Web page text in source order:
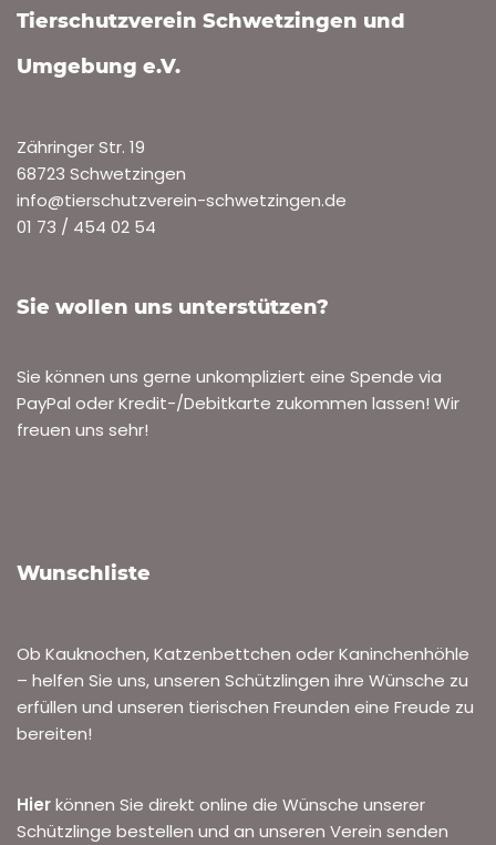
Tierschutzverein Schwetzingen und
Umgebung e.V.
Zähringer Str. 19
68723 Schwetzingen
info@tierschutzverein-schwetzingen.de
01 73 / 454 02 54
Sie wollen uns unterstützen?
Sie können uns gerne unkompliziert eine Spende via
PayPal oder Kredit-/Debitkarte zukommen lassen! Wir
freuen uns sehr!
Wunschliste
Ob Kauknochen, Katzenbettchen oder Kaninchenhöhle
– helfen Sie uns, unseren Schützlingen ihre Wünsche zu
erfüllen und unseren tierischen Freunden eine Freude zu
bereiten!
Hierkönnen Sie direkt online die Wünsche unserer
Schützlinge bestellen und an unseren Verein senden